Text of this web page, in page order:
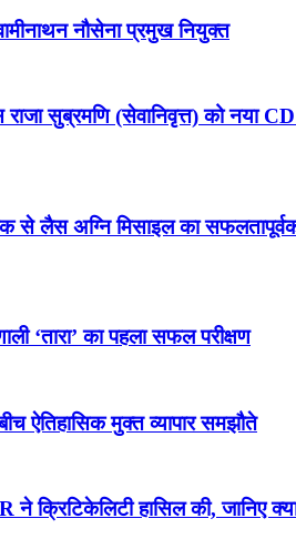
नौसेना प्रमुख नियुक्त
सुब्रमणि (सेवानिवृत्त) को नया
से लैस अग्नि मिसाइल का
‘तारा’ का पहला सफल परीक्षण
ऐतिहासिक मुक्त व्यापार समझौते
क्रिटिकेलिटी हासिल की, जानिए